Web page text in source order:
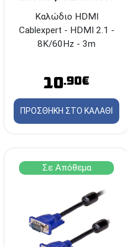
Καλώδιο HDMI
Cablexpert - HDMI 2.1 -
8K/60Hz - 3m
10.90€
ΠΡΟΣΘΗΚΗ ΣΤΟ ΚΑΛΑΘΙ
Σε Απόθεμα